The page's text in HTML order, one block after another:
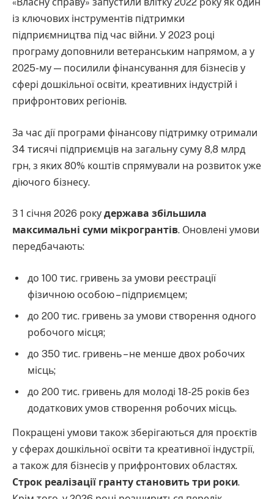
із ключових інструментів підтримки
підприємництва під час війни. У 2023 році
програму доповнили ветеранським напрямом, а у
2025-му — посилили фінансування для бізнесів у
сфері дошкільної освіти, креативних індустрій і
прифронтових регіонів.
За час дії програми фінансову підтримку отримали
34 тисячі підприємців на загальну суму 8,8 млрд
грн, з яких 80% коштів спрямували на розвиток уже
діючого бізнесу.
З 1 січня 2026 року держава збільшила
максимальні суми мікрогрантів. Оновлені умови
передбачають:
до 100 тис. гривень за умови реєстрації
фізичною особою – підприємцем;
до 200 тис. гривень за умови створення одного
робочого місця;
до 350 тис. гривень – не менше двох робочих
місць;
до 200 тис. гривень для молоді 18-25 років без
додаткових умов створення робочих місць.
Покращені умови також зберігаються для проєктів
у сферах дошкільної освіти та креативної індустрії,
а також для бізнесів у прифронтових областях.
Строк реалізації гранту становить три роки.